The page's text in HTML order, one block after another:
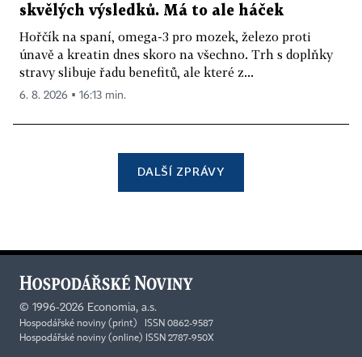
skvělých výsledků. Má to ale háček
Hořčík na spaní, omega-3 pro mozek, železo proti
únavě a kreatin dnes skoro na všechno. Trh s doplňky
stravy slibuje řadu benefitů, ale které z...
6. 8. 2026 ▪ 16:13 min.
DALŠÍ ZPRÁVY
© 1996-2026 Economia, a.s.
Hospodářské noviny (print) ISSN 0862-9587
Hospodářské noviny (online) ISSN 2787-950X